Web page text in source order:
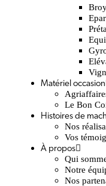
Matériel occasion
Le Bon
Histoires de
Nos
Vos
À propos
Qui
Notre
Nos